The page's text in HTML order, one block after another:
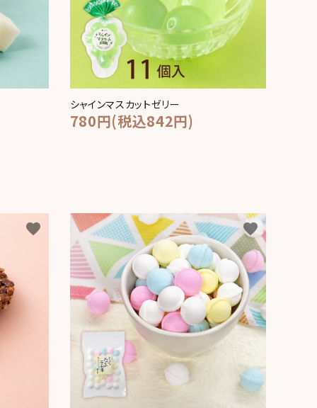
シャインマスカットゼリー
780円(税込842円)
favorite favorite